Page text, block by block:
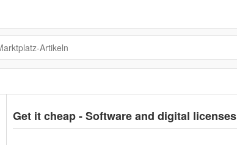
Get it cheap - Software and digital licenses